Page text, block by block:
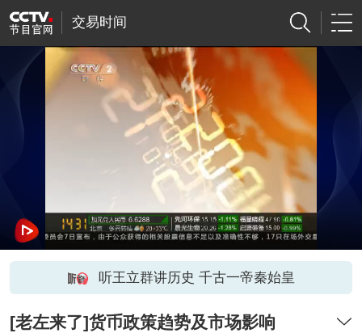
交易时间
听王立群讲历史 千古一帝秦始皇
[老左来了]货币政策趋势及市场影响